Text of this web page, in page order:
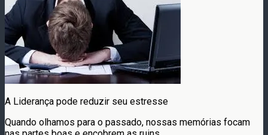
A Liderança pode reduzir seu estresse
Quando olhamos para o passado, nossas memórias focam